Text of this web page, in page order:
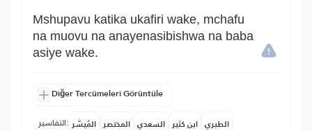
Mshupavu katika ukafiri wake, mchafu
na muovu na anayenasibishwa na baba
asiye wake.
Diğer Tercümeleri Görüntüle
التفاسير: المُيسَّر المختصر السعدي ابن كثير الطبري